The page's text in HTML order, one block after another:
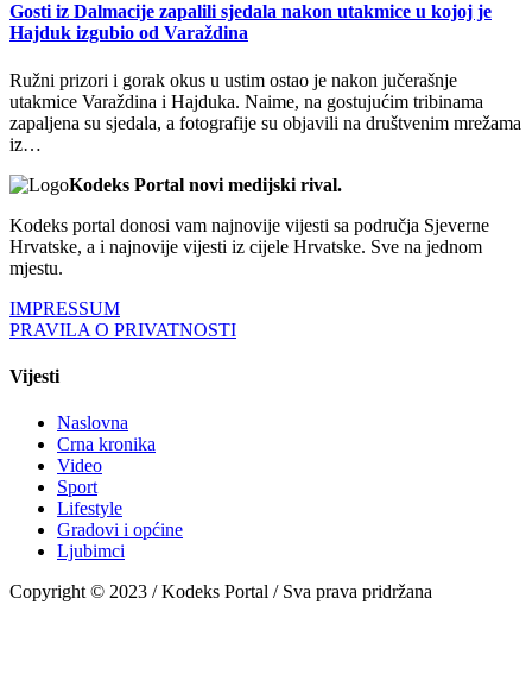
Gosti iz Dalmacije zapalili sjedala nakon utakmice u kojoj je
Hajduk izgubio od Varaždina
Ružni prizori i gorak okus u ustim ostao je nakon jučerašnje
utakmice Varaždina i Hajduka. Naime, na gostujućim tribinama
zapaljena su sjedala, a fotografije su objavili na društvenim mrežama
iz…
Kodeks Portal novi medijski rival.
Kodeks portal donosi vam najnovije vijesti sa područja Sjeverne
Hrvatske, a i najnovije vijesti iz cijele Hrvatske. Sve na jednom
mjestu.
IMPRESSUM
PRAVILA O PRIVATNOSTI
Vijesti
Naslovna
Crna kronika
Video
Sport
Lifestyle
Gradovi i općine
Ljubimci
Copyright © 2023 / Kodeks Portal / Sva prava pridržana